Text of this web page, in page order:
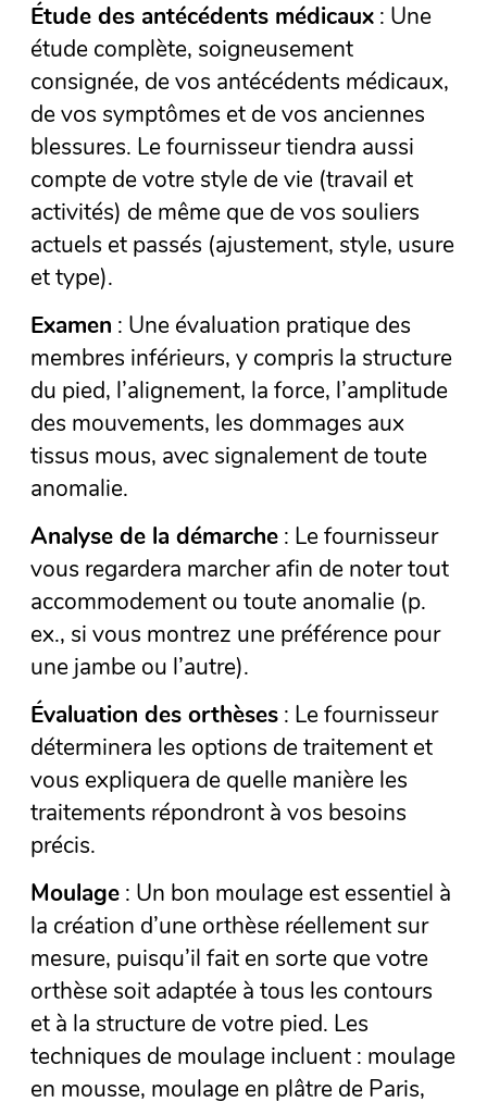
Étude des antécédents médicaux : Une
étude complète, soigneusement
consignée, de vos antécédents médicaux,
de vos symptômes et de vos anciennes
blessures. Le fournisseur tiendra aussi
compte de votre style de vie (travail et
activités) de même que de vos souliers
actuels et passés (ajustement, style, usure
et type).
Examen : Une évaluation pratique des
membres inférieurs, y compris la structure
du pied, l’alignement, la force, l’amplitude
des mouvements, les dommages aux
tissus mous, avec signalement de toute
anomalie.
Analyse de la démarche : Le fournisseur
vous regardera marcher afin de noter tout
accommodement ou toute anomalie (p.
ex., si vous montrez une préférence pour
une jambe ou l’autre).
Évaluation des orthèses : Le fournisseur
déterminera les options de traitement et
vous expliquera de quelle manière les
traitements répondront à vos besoins
précis.
Moulage : Un bon moulage est essentiel à
la création d’une orthèse réellement sur
mesure, puisqu’il fait en sorte que votre
orthèse soit adaptée à tous les contours
et à la structure de votre pied. Les
techniques de moulage incluent : moulage
en mousse, moulage en plâtre de Paris,